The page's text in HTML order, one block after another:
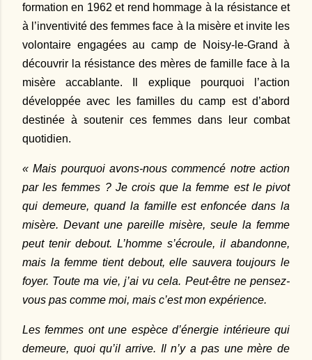
formation en 1962 et rend hommage à la résistance et
à l’inventivité des femmes face à la misère et invite les
volontaire engagées au camp de Noisy-le-Grand à
découvrir la résistance des mères de famille face à la
misère accablante. Il explique pourquoi l’action
développée avec les familles du camp est d’abord
destinée à soutenir ces femmes dans leur combat
quotidien.
« Mais pourquoi avons-nous commencé notre action
par les femmes ? Je crois que la femme est le pivot
qui demeure, quand la famille est enfoncée dans la
misère. Devant une pareille misère, seule la femme
peut tenir debout. L’homme s’écroule, il abandonne,
mais la femme tient debout, elle sauvera toujours le
foyer. Toute ma vie, j’ai vu cela. Peut-être ne pensez-
vous pas comme moi, mais c’est mon expérience.
Les femmes ont une espèce d’énergie intérieure qui
demeure, quoi qu’il arrive. Il n’y a pas une mère de